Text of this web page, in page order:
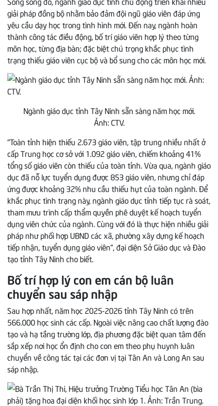
giải pháp đồng bộ nhằm bảo đảm đội ngũ giáo viên đáp ứng
yêu cầu dạy học trong tình hình mới. Đến nay, ngành hoàn
thành công tác điều động, bố trí giáo viên hợp lý theo từng
môn học, từng địa bàn; đặc biệt chú trọng khắc phục tình
trạng thiếu giáo viên cục bộ và bổ sung cho các môn học mới.
Ngành giáo dục tỉnh Tây Ninh sẵn sàng năm học mới.
Ảnh: CTV.
“Toàn tỉnh hiện thiếu 2.673 giáo viên, tập trung nhiều nhất ở
cấp Trung học cơ sở với 1.092 giáo viên, chiếm khoảng 41%
tổng số giáo viên còn thiếu của toàn tỉnh. Vừa qua, ngành giáo
dục đã nỗ lực tuyển dụng được 853 giáo viên, nhưng chỉ đáp
ứng được khoảng 32% nhu cầu thiếu hụt của toàn ngành. Để
khắc phục tình trạng này, ngành giáo dục tỉnh tiếp tục rà soát,
tham mưu trình cấp thẩm quyền phê duyệt kế hoạch tuyển
dụng viên chức của ngành. Cùng với đó là thực hiện nhiều giải
pháp như phối hợp UBND các xã, phường xây dựng kế hoạch
tiếp nhận, tuyển dụng giáo viên”, đại diện Sở Giáo dục và Đào
tạo tỉnh Tây Ninh cho biết.
Bố trí hợp lý con em cán bộ luân
chuyển sau sáp nhập
Sau hợp nhất, năm học 2025-2026 tỉnh Tây Ninh có trên
566.000 học sinh các cấp. Ngoài việc nâng cao chất lượng đào
tạo và hạ tầng trường lớp, địa phương đặc biệt quan tâm đến
sắp xếp nơi học ổn định cho con em theo phụ huynh luân
chuyển về công tác tại các đơn vị tại Tân An và Long An sau
sáp nhập.